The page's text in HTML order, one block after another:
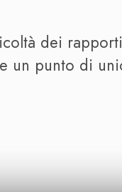
dei
un punto di